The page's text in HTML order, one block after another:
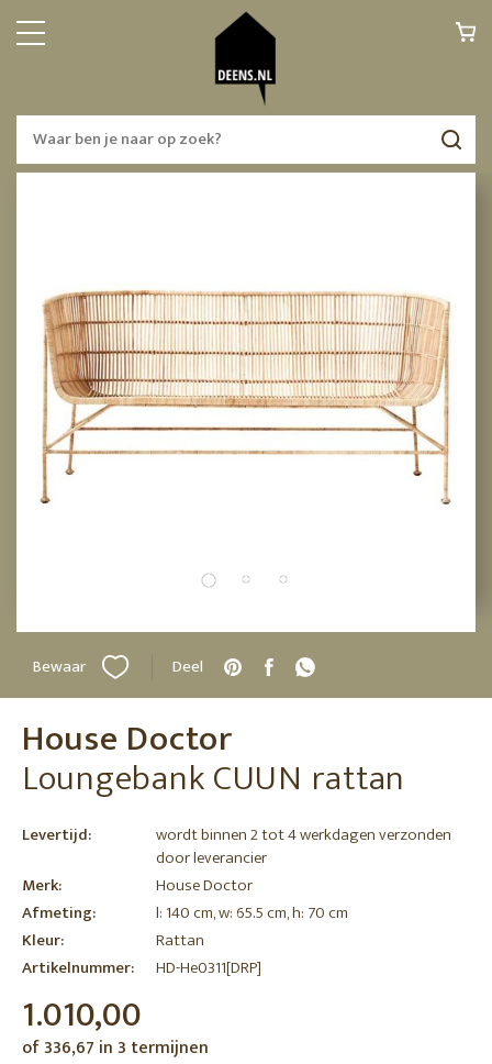
Bewaar Deel
House Doctor
Loungebank CUUN rattan
Levertijd:
wordt binnen 2 tot 4 werkdagen verzonden
door leverancier
Merk:
House Doctor
Afmeting:
l: 140 cm, w: 65.5 cm, h: 70 cm
Kleur:
Rattan
Artikelnummer:
HD-He0311[DRP]
1.010,00
of 336,67 in 3 termijnen